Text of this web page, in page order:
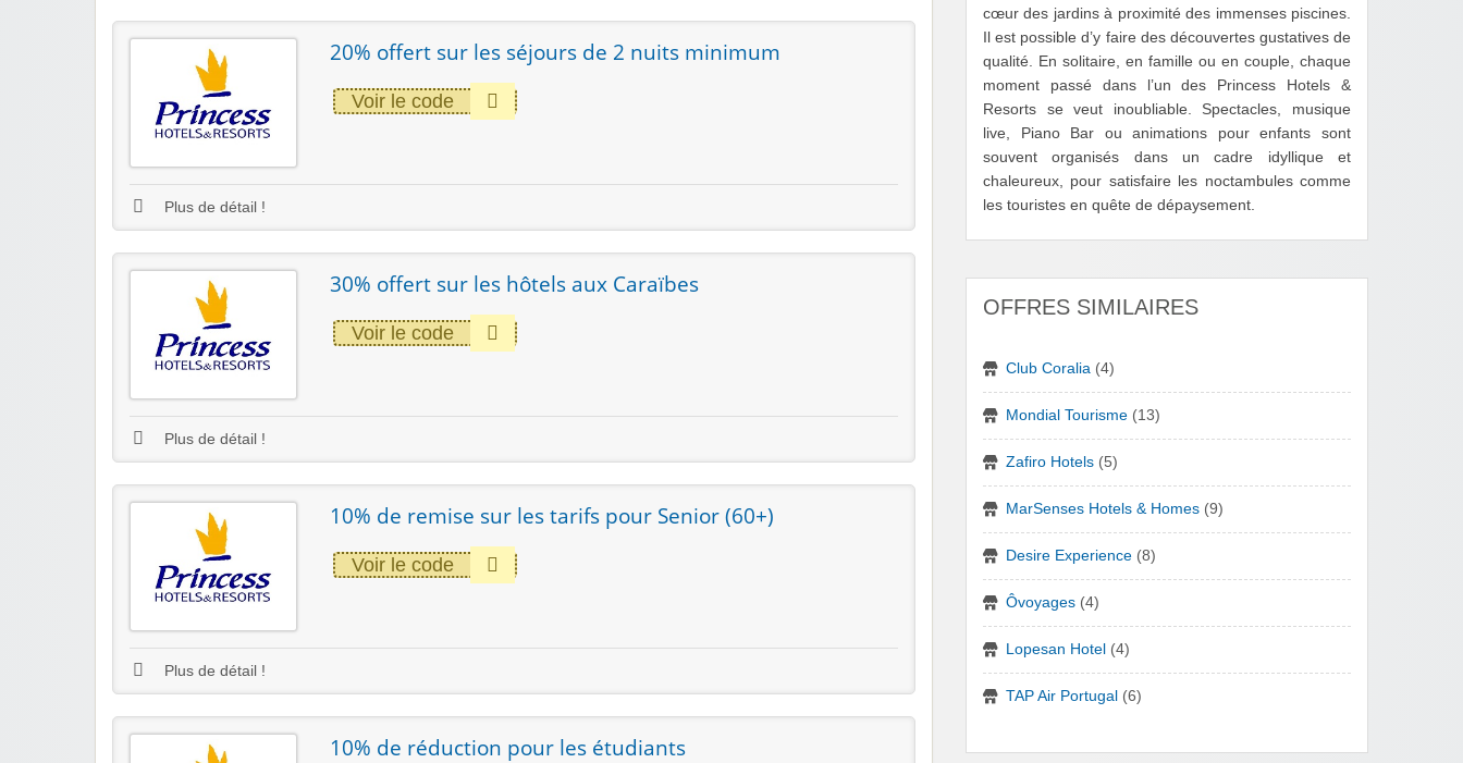
20% offert sur les séjours de 2 nuits minimum
Voir le code
Plus de détail !
30% offert sur les hôtels aux Caraïbes
Voir le code
Plus de détail !
10% de remise sur les tarifs pour Senior (60+)
Voir le code
Plus de détail !
10% de réduction pour les étudiants
cœur des jardins à proximité des immenses piscines.
Il est possible d’y faire des découvertes gustatives de
qualité. En solitaire, en famille ou en couple, chaque
moment passé dans l’un des Princess Hotels &
Resorts se veut inoubliable. Spectacles, musique
live, Piano Bar ou animations pour enfants sont
souvent organisés dans un cadre idyllique et
chaleureux, pour satisfaire les noctambules comme
les touristes en quête de dépaysement.
OFFRES SIMILAIRES
Club Coralia (4)
Mondial Tourisme (13)
Zafiro Hotels (5)
MarSenses Hotels & Homes (9)
Desire Experience (8)
Ôvoyages (4)
Lopesan Hotel (4)
TAP Air Portugal (6)